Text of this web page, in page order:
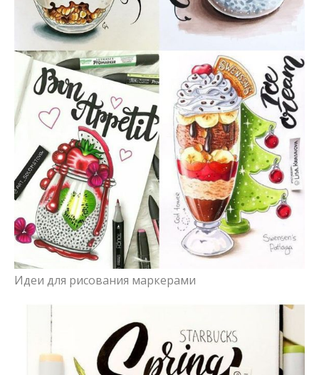
Идеи для рисования маркерами